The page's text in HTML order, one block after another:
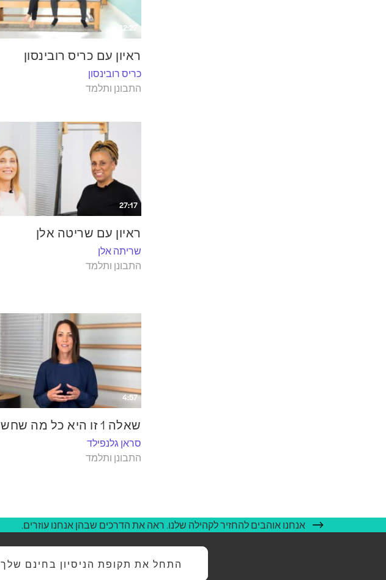
32:27
ראיון עם כריס רובינסון
כריס רובינסון
התבונן ותלמד
27:17
ראיון עם שריטה אלן
שריתה אלן
התבונן ותלמד
4:57
שאלה 1 זו היא כל מה שחשוב
סראן גלנפילד
התבונן ותלמד
אנחנו אוהבים להחזיר לקהילה שלנו. ראה את הדרכים שבהן אנחנו עוזרים.
התחל את תקופת הניסיון בחינם שלך